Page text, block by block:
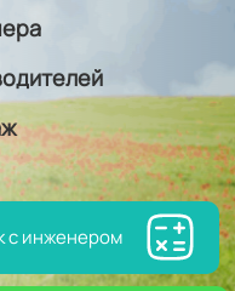
с инженером